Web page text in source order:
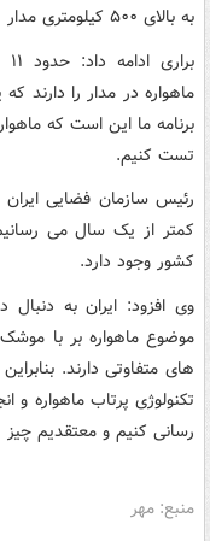
به بالای ۵۰۰ کیلومتری مدار زمین برساند.
ماهواره در مدار را دارند
تست کنیم.
رئیس سازمان فضایی ایران
کمتر از یک سال می
کشور وجود دارد.
وی افزود: ایران به
موضوع ماهواره بر با
های متفاوتی دارند.
تکنولوژی پرتاب ماهواره و
رسانی کنیم و معتقدیم چیز
منبع: مهر